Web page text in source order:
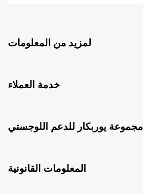
لمزيد من المعلومات
خدمة العملاء
مجموعة يوربكار للدعم اللوجستي
المعلومات القانونية